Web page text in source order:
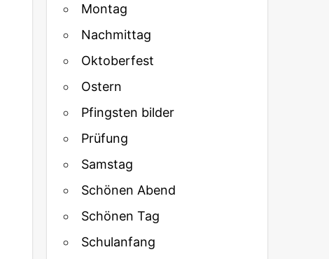
Montag
Nachmittag
Oktoberfest
Ostern
Pfingsten bilder
Prüfung
Samstag
Schönen Abend
Schönen Tag
Schulanfang